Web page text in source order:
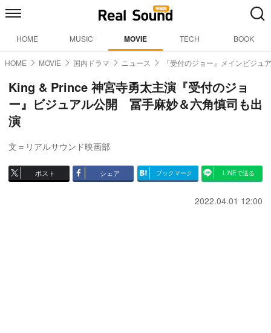
HOME MUSIC MOVIE TECH BOOK
HOME MOVIE 国内ドラマ ニュース 『受付のジョー』メインビジュ
King & Prince 神宮寺勇太主演『受付のジョ
ー』ビジュアル公開 冨手麻妙＆六角慎司も出
演
文＝リアルサウンド映画部
ポスト シェア ブックマーク LINEで送る
2022.04.01 12:00